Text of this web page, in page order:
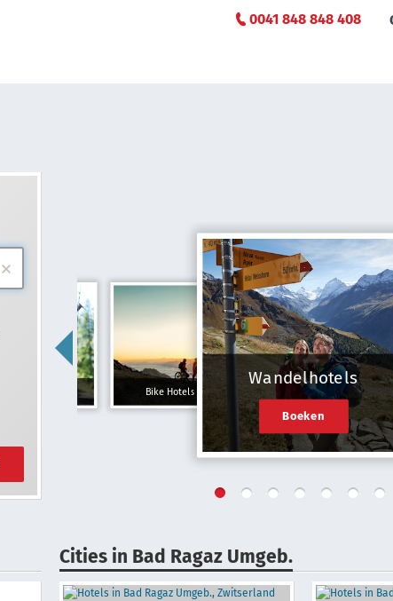
0041 848 848 408
Bike Hotels
Wandelhotels
Boeken
Cities in Bad Ragaz Umgeb.